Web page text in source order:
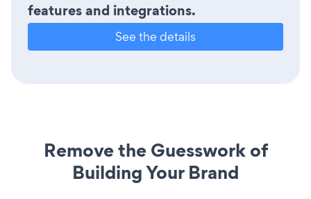
features and integrations.
See the details
Remove the Guesswork of
Building Your Brand